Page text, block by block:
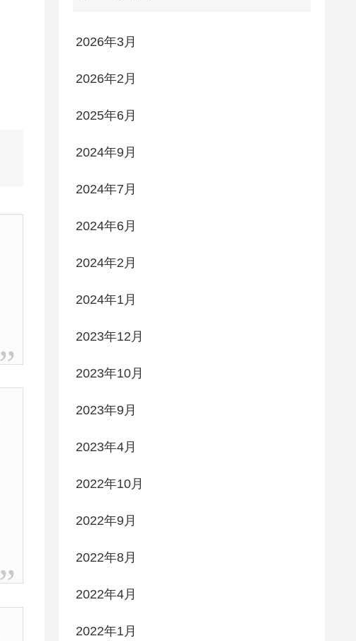
2026年3月
2026年2月
2025年6月
2024年9月
2024年7月
2024年6月
2024年2月
2024年1月
2023年12月
2023年10月
2023年9月
2023年4月
2022年10月
2022年9月
2022年8月
2022年4月
2022年1月